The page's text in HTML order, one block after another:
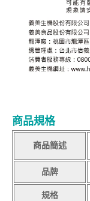
商品規格
商品簡述
品牌
規格